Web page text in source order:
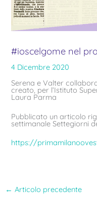
#ioscelgome nel
4 Dicembre 2020
Serena e Valter
creato, per l’Istituto
Laura Parma
Pubblicato un articolo
settimanale Settegiorni
https://
← Articolo precedente